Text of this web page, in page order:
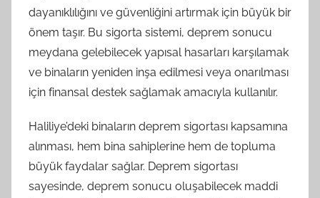
dayanıklılığını ve güvenliğini artırmak için büyük bir
önem taşır. Bu sigorta sistemi, deprem sonucu
meydana gelebilecek yapısal hasarları karşılamak
ve binaların yeniden inşa edilmesi veya onarılması
için finansal destek sağlamak amacıyla kullanılır.
Haliliye’deki binaların deprem sigortası kapsamına
alınması, hem bina sahiplerine hem de topluma
büyük faydalar sağlar. Deprem sigortası
sayesinde, deprem sonucu oluşabilecek maddi